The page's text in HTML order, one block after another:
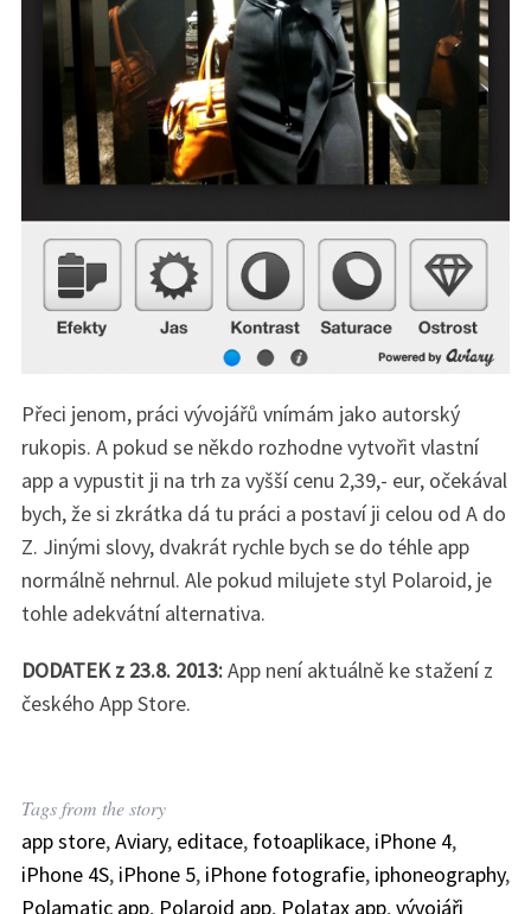
Přeci jenom, práci vývojářů vnímám jako autorský
rukopis. A pokud se někdo rozhodne vytvořit vlastní
app a vypustit ji na trh za vyšší cenu 2,39,- eur, očekával
bych, že si zkrátka dá tu práci a postaví ji celou od A do
Z. Jinými slovy, dvakrát rychle bych se do téhle app
normálně nehrnul. Ale pokud milujete styl Polaroid, je
tohle adekvátní alternativa.
DODATEK z 23.8. 2013:App není aktuálně ke stažení z
českého App Store.
Tags from the story
app store,Aviary, editace, fotoaplikace, iPhone 4,
iPhone 4S, iPhone 5, iPhone fotografie, iphoneography,
Polamatic app, Polaroid app, Polatax app,vývojáři